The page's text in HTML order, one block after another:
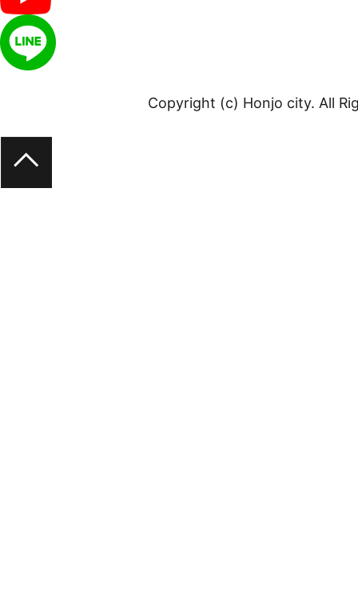
Copyright (c) Honjo city. All